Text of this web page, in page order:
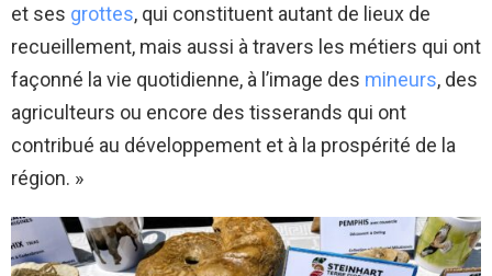
et ses grottes, qui constituent autant de lieux de
recueillement, mais aussi à travers les métiers qui ont
façonné la vie quotidienne, à l’image des mineurs, des
agriculteurs ou encore des tisserands qui ont
contribué au développement et à la prospérité de la
région. »